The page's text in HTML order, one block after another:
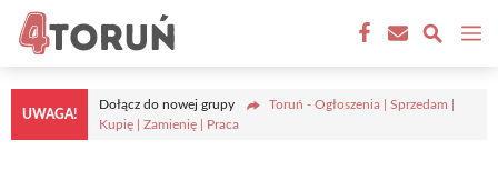
Przejdź
treści
UWAGA!
Dołącz do nowej grupy
Toruń - Ogłoszenia | Sprzedam |
Kupię | Zamienię | Praca